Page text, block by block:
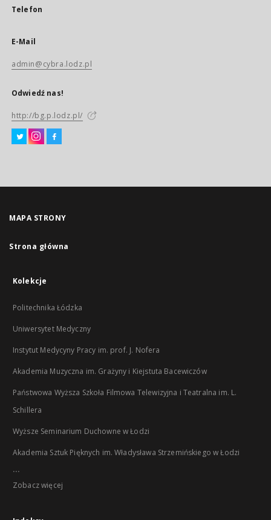
Telefon
E-Mail
admin@cybra.lodz.pl
Odwiedź nas!
http://bg.p.lodz.pl/
MAPA STRONY
Strona główna
Kolekcje
Politechnika Łódzka
Uniwersytet Medyczny
Instytut Medycyny Pracy im. prof. J. Nofera
Akademia Muzyczna im. Grażyny i Kiejstuta Bacewiczów
Państwowa Wyższa Szkoła Filmowa Telewizyjna i Teatralna im. L.
Schillera
Wyższe Seminarium Duchowne w Łodzi
Akademia Sztuk Pięknych im. Władysława Strzemińskiego w Łodzi
...
Zobacz więcej